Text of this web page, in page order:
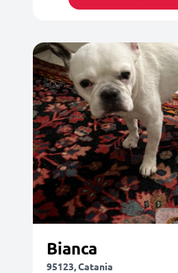
Bianca
95123, Catania